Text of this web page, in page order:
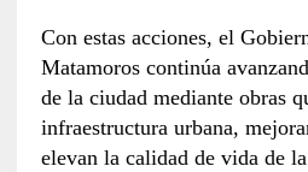
Con estas acciones, el
Matamoros continúa
de la ciudad mediante obras
infraestructura urbana,
elevan la calidad de vida de